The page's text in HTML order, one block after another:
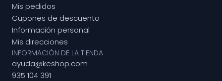
Mis pedidos
Cupones de descuento
Información personal
Mis direcciones
INFORMACIÓN DE LA TIENDA
ayuda@keshop.com
935 104 391